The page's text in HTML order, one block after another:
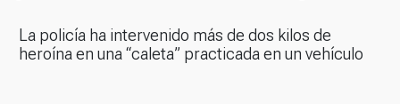
La policía ha intervenido más de dos kilos de
heroína en una “caleta” practicada en un vehículo